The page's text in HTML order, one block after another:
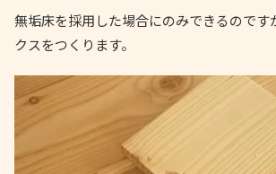
無垢床を採用した場合にのみできるのです
クスをつくります。